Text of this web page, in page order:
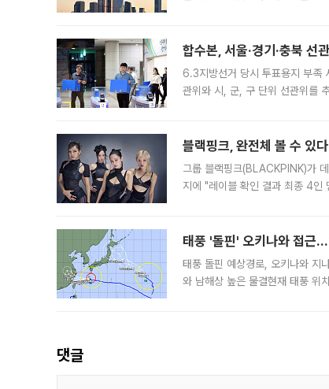
합수본, 서울·경기·충북 선
6.3지방선거 당시 투표용지 부족
관위와 시, 군, 구 단위 선관위를
블랙핑크, 완전체 볼 수 있
그룹 블랙핑크(BLACKPINK)가
지에 "레이블 확인 결과 최종 4인
태풍 '돌핀' 오키나와 접근
태풍 돌핀 예상경로, 오키나와 지
와 남해상 높은 물결현재 태풍 위
댓글